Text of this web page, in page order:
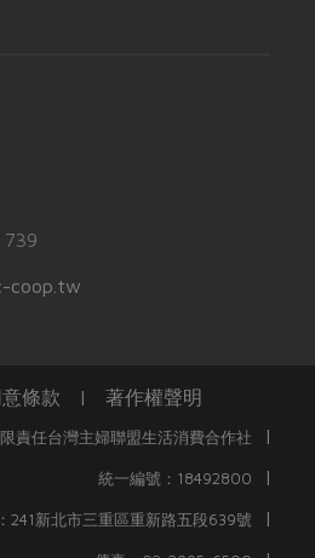
739
coop.tw
條款 | 著作權聲明
責任台灣主婦聯盟生活消費合作社 |
統一編號：18492800 |
241新北市三重區重新路五段639號 |